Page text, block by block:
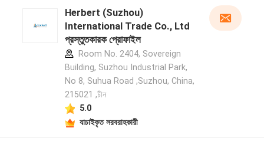
Herbert (Suzhou)
International Trade Co., Ltd
প্রস্তুতকারক প্রোফাইল
Room No. 2404, Sovereign
Building, Suzhou Industrial Park,
No 8, Suhua Road ,Suzhou, China,
215021 ,চীন
5.0
যাচাইকৃত সরবরাহকারী